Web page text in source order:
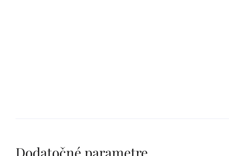
Dodatočné parametre